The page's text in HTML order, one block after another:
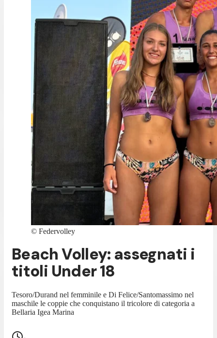
© Federvolley
Beach Volley: assegnati i
titoli Under 18
Tesoro/Durand nel femminile e Di Felice/Santomassimo nel
maschile le coppie che conquistano il tricolore di categoria a
Bellaria Igea Marina